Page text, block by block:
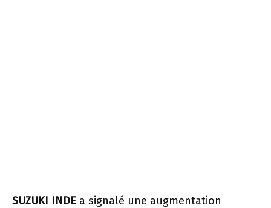
SUZUKI INDE a signalé une augmentation